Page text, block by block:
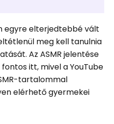
egyre elterjedtebbé vált
meg kell tanulnia
Az ASMR jelentése
itt, mivel a YouTube
tartalommal
elérhető gyermekei